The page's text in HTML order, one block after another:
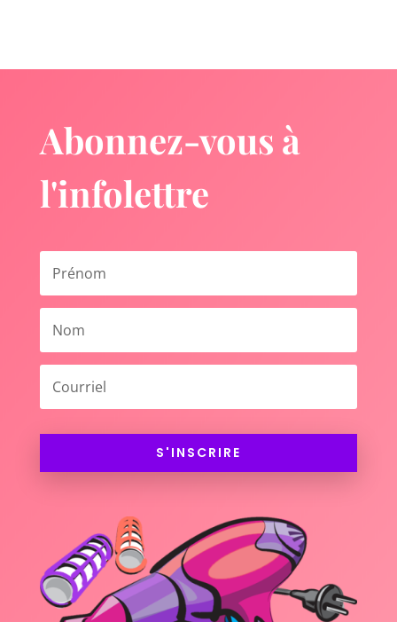
Abonnez-vous à
l'infolettre
S'INSCRIRE